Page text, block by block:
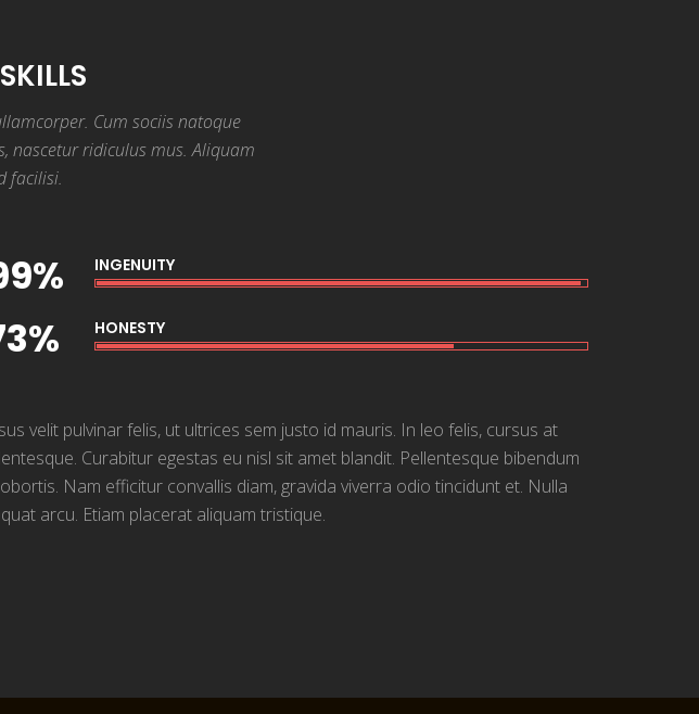
Cum sociis natoque
nascetur ridiculus mus. Aliquam
facilisi.
INGENUITY
HONESTY
velit pulvinar felis, ut ultrices sem justo id mauris. In leo felis, cursus at
Curabitur egestas eu nisl sit amet blandit. Pellentesque bibendum
Nam efficitur convallis diam, gravida viverra odio tincidunt et. Nulla
arcu. Etiam placerat aliquam tristique.